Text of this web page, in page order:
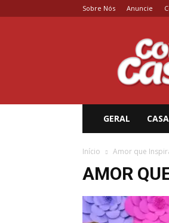
Sobre Nós Anuncie
Casal
GERAL
Início Amor que
AMOR